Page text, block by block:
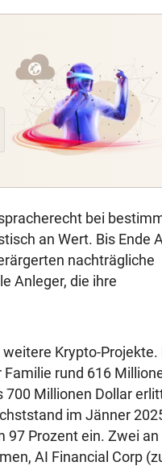
bei
an Wert. Bis Ende
nachträgliche
Anleger, die ihre
Krypto-Projekte.
Familie rund 616
700 Millionen Dollar
im Jänner
97 Prozent ein. Zwei an
AI Financial Corp